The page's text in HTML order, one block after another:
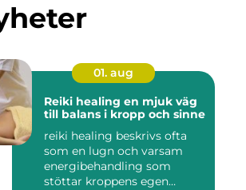
01. aug
Reiki healing en mjuk väg
till balans i kropp och sinne
reiki healing beskrivs ofta
som en lugn och varsam
energibehandling som
stöttar kroppens egen